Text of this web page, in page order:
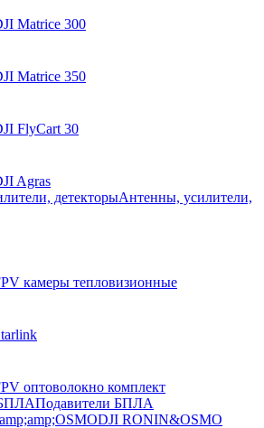
Matrice 300
Matrice 350
FlyCart 30
Agras
Антенны, усилители,
камеры тепловизионные
оптоволокно комплект
Подавители БПЛА
DJI RONIN&OSMO